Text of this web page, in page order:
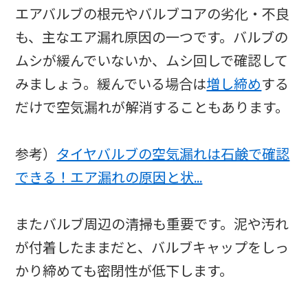
エアバルブの根元やバルブコアの劣化・不良
も、主なエア漏れ原因の一つです。バルブの
ムシが緩んでいないか、ムシ回しで確認して
みましょう。緩んでいる場合は増し締めする
だけで空気漏れが解消することもあります。
参考） タイヤバルブの空気漏れは石鹸で確認
できる！エア漏れの原因と状…
またバルブ周辺の清掃も重要です。泥や汚れ
が付着したままだと、バルブキャップをしっ
かり締めても密閉性が低下します。